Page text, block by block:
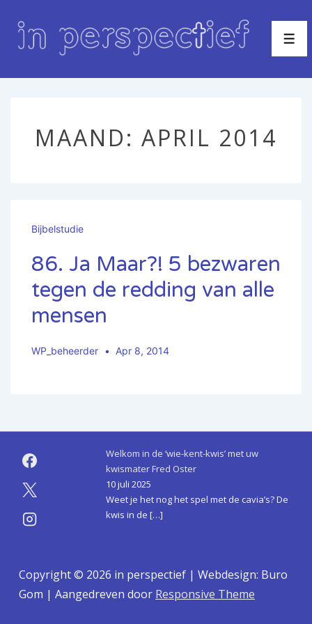
Doorgaan
naar
MAAND: APRIL 2014
Bijbelstudie
86. Ja Maar?! 5 bezwaren
tegen de redding van alle
mensen
WP_beheerder Apr 8, 2014
Welkom in de ‘wie-kent-kwis’ met uw
kwismater Fred Oster
10 juli 2025
Weet je het nog het spel met de cavia’s? De
kwis in de […]
Copyright © 2026 in perspectief | Webdesign: Buro
Gom | Aangedreven door Responsive Theme